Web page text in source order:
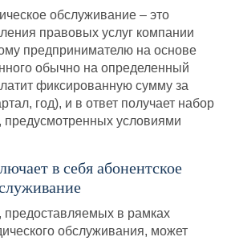
обслуживание – это
правовых услуг компании
предпринимателю на основе
обычно на определенный
фиксированную сумму за
год), и в ответ получает набор
предусмотренных условиями
в себя абонентское
предоставляемых в рамках
обслуживания, может